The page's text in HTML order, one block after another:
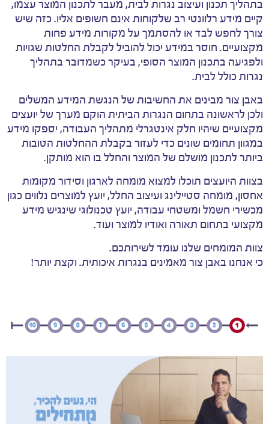
בתהליך תכנון ועיצוב נגרות לבית, מעבר לתכנון המוצר עצמו,
קיים מידע רלוונטי רב שלקוחות אינם חשופים אליו. כזה שיש
צורך לחפש לבד או להסתמך על מקורות מידע פחות
מקצועיים. חוסר במידע יכול להוביל לקבלת החלטות שגויות
ולפגיעה בתכנון המוצר הסופי, בעיקר כשמדובר בתהליך
נגרות כולל לבית.
באבן צור מבינים את החשיבות של הנגשת המידע המשלים
ולכן לראשונה בתחום הנגרות הביתית הוקם מערך של יועצים
מקצועיים שיהיו חלק אינטגרלי מתהליך העבודה, יספקו מידע
במגוון תחומים שונים כדי לעזור בקבלת ההחלטות הטובות
ביותר לתכנון מושלם של המוצר והחלל בו הוא מותקן.
בצוות היועצים תוכלו למצוא מומחה לארגון וסידור מקומות
אחסון, מומחה סטיילינג ועיצוב החלל, יועץ למוצרים נלווים כגון
מכשירי חשמל ומשטחי עבודה, יועץ טכנולוגי שינגיש מידע
מקצועי בתחום תאורה ואודיו למוצר ועוד.
צוות המומחים שלנו עומד לשירותכם.
כי אנחנו באבן צור מאמינים בנגרות איכותית. וקצת יותר!